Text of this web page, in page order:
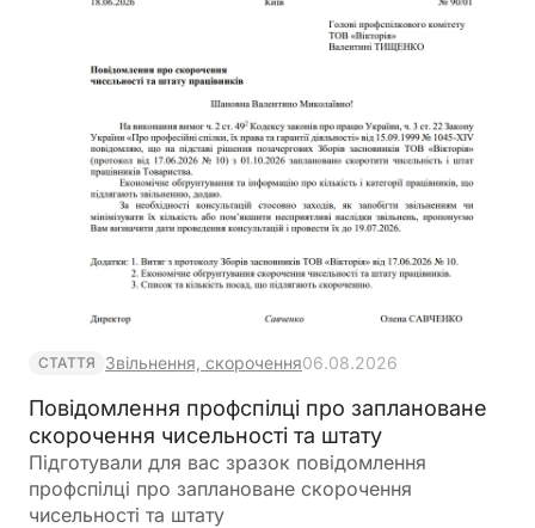
СТАТТЯ Звільнення, скорочення06.08.2026
Повідомлення профспілці про заплановане
скорочення чисельності та штату
Підготували для вас зразок повідомлення
профспілці про заплановане скорочення
чисельності та штату